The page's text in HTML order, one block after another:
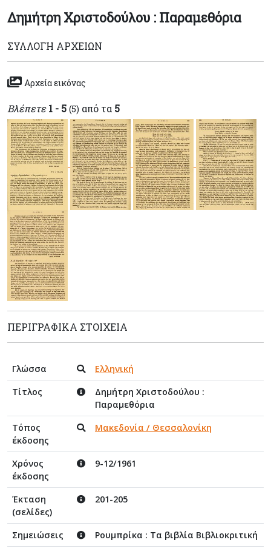
Δημήτρη Χριστοδούλου : Παραμεθόρια
ΣΥΛΛΟΓΉ ΑΡΧΕΊΩΝ
Αρχεία εικόνας
Βλέπετε 1 - 5 (5) από τα 5
ΠΕΡΙΓΡΑΦΙΚΆ ΣΤΟΙΧΕΊΑ
Γλώσσα
Ελληνική
Τίτλος
Δημήτρη Χριστοδούλου :
Παραμεθόρια
Τόπος
έκδοσης
Μακεδονία / Θεσσαλονίκη
Χρόνος
έκδοσης
9-12/1961
Έκταση
(σελίδες)
201-205
Σημειώσεις
Ρουμπρίκα : Τα βιβλία Βιβλιοκριτική